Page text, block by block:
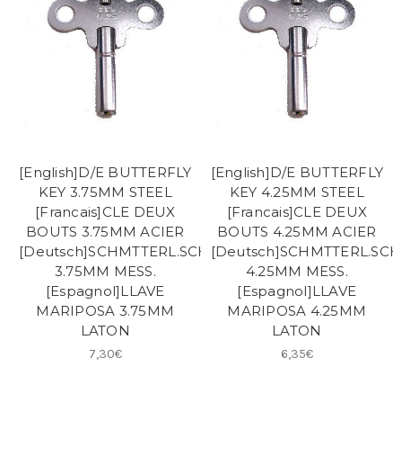
[English]D/E BUTTERFLY
KEY 3.75MM STEEL
[Francais]CLE DEUX
BOUTS 3.75MM ACIER
[Deutsch]SCHMTTERL.SCHL.2END.
3.75MM MESS.
[Espagnol]LLAVE
MARIPOSA 3.75MM
LATON
7,30€
[English]D/E BUTTERFLY
KEY 4.25MM STEEL
[Francais]CLE DEUX
BOUTS 4.25MM ACIER
4.25MM MESS.
[Espagnol]LLAVE
MARIPOSA 4.25MM
LATON
6,35€